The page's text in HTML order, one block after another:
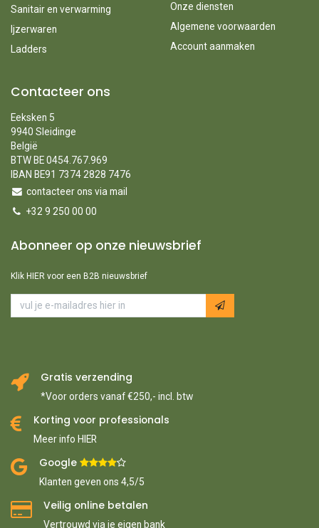
Sanitair en verwarming
Ijzerwaren
Ladders
Onze diensten
Algemene voorwaarden
Account aanmaken
Contacteer ons
Eeksken 5
9940 Sleidinge
België
BTW BE 0454.767.969
IBAN BE91 7374 2828 7476
contacteer ons via mail
+32 9 250 00 00
Abonneer op onze nieuwsbrief
Klik HIER voor een B2B nieuwsbrief
Gratis verzending
*Voor orders vanaf €250,- incl. btw
Korting voor professionals
Meer info HIER
Google ​
Klanten geven ons 4,5/5
Veilig online betalen
Vertrouwd via je eigen bank